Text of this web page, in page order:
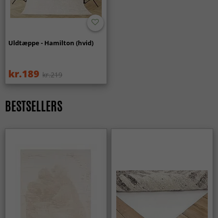
Uldtæppe - Hamilton (hvid)
kr.189 kr.219
BESTSELLERS